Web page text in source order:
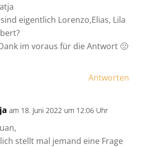
eigentlich Lorenzo,Elias, Lila
im voraus für die Antwort 🙂
Antworten
am 18. Juni 2022 um 12:06 Uhr
stellt mal jemand eine Frage